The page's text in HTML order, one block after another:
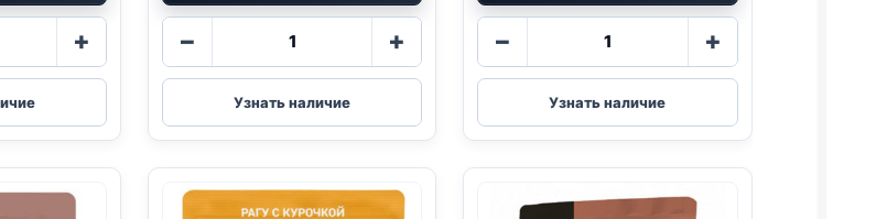
+ −
товара
Мираторг
EXTRA
(КОТЯТА,
КУРИЦА)
80г
+
Узнать наличие
−
товара
Мираторг
MEAT
КУРИЦА
И
+
Узнать наличие